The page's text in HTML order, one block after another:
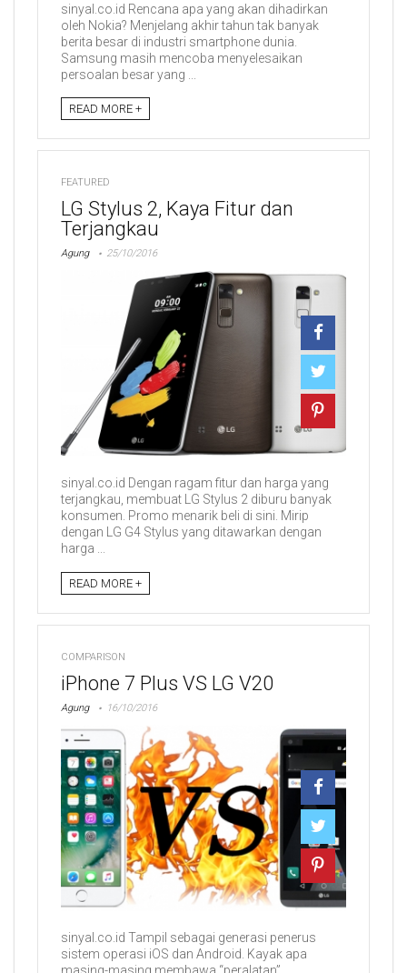
sinyal.co.id Rencana apa yang akan dihadirkan
oleh Nokia? Menjelang akhir tahun tak banyak
berita besar di industri smartphone dunia.
Samsung masih mencoba menyelesaikan
persoalan besar yang ...
READ MORE +
FEATURED
LG Stylus 2, Kaya Fitur dan
Terjangkau
Agung 25/10/2016
sinyal.co.id Dengan ragam fitur dan harga yang
terjangkau, membuat LG Stylus 2 diburu banyak
konsumen. Promo menarik beli di sini. Mirip
dengan LG G4 Stylus yang ditawarkan dengan
harga ...
READ MORE +
COMPARISON
iPhone 7 Plus VS LG V20
Agung 16/10/2016
sinyal.co.id Tampil sebagai generasi penerus
sistem operasi iOS dan Android. Kayak apa